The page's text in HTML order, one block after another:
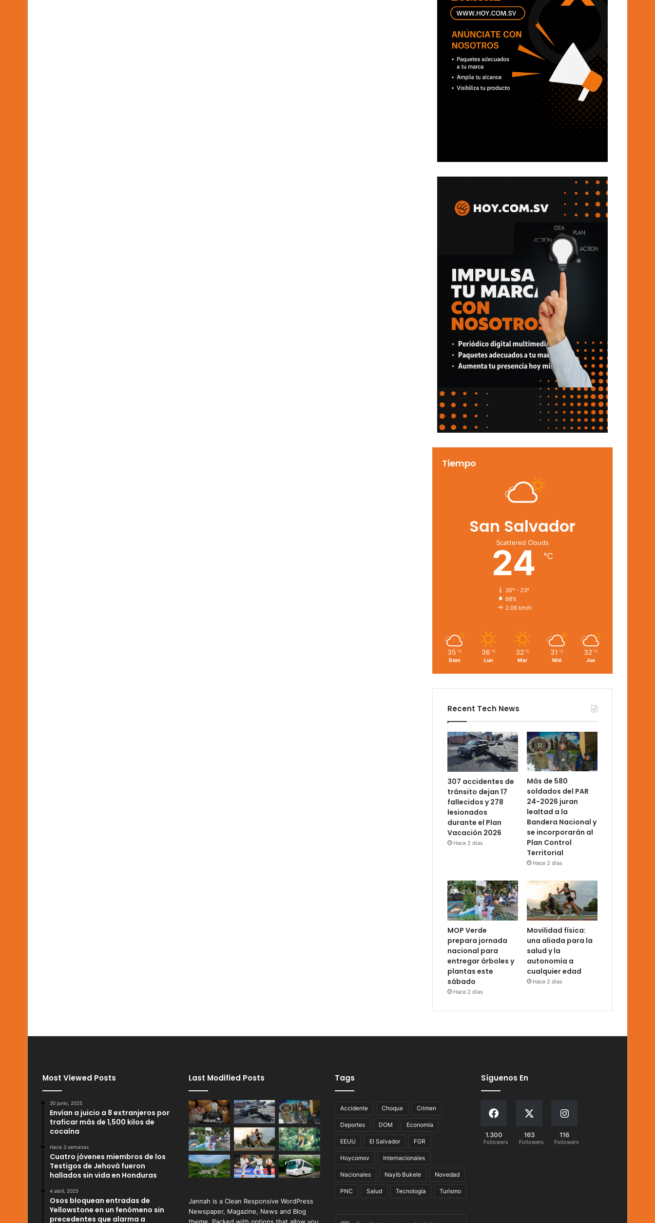
Tiempo
San Salvador
Scattered Clouds
24 ℃
35º - 23º
88%
2.06 km/h
35 ℃
Dom
36 ℃
Lun
32 ℃
Mar
31 ℃
Mié
32 ℃
Jue
Recent Tech News
307 accidentes de
tránsito dejan 17
fallecidos y 278
lesionados
durante el Plan
Vacación 2026
Hace 2 días
Más de 580
soldados del PAR
24-2026 juran
lealtad a la
Bandera Nacional y
se incorporarán al
Plan Control
Territorial
Hace 2 días
MOP Verde
prepara jornada
nacional para
entregar árboles y
plantas este
sábado
Hace 2 días
Movilidad física:
una aliada para la
salud y la
autonomía a
cualquier edad
Hace 2 días
Most Viewed Posts
30 junio, 2025
Envían a juicio a 8 extranjeros por
traficar más de 1,500 kilos de
cocaína
Hace 3 semanas
Cuatro jóvenes miembros de los
Testigos de Jehová fueron
hallados sin vida en Honduras
4 abril, 2025
Osos bloquean entradas de
Yellowstone en un fenómeno sin
precedentes que alarma a
Last Modified Posts
Jannah is a Clean Responsive WordPress
Newspaper, Magazine, News and Blog
Tags
Accidente Choque Crimen
Deportes DOM Economía
EEUU El Salvador FGR
Hoycomsv Internacionales
Nacionales Nayib Bukele Novedad
PNC Salud Tecnología Turismo
Síguenos En
1.300
Followers
163
Followers
116
Followers